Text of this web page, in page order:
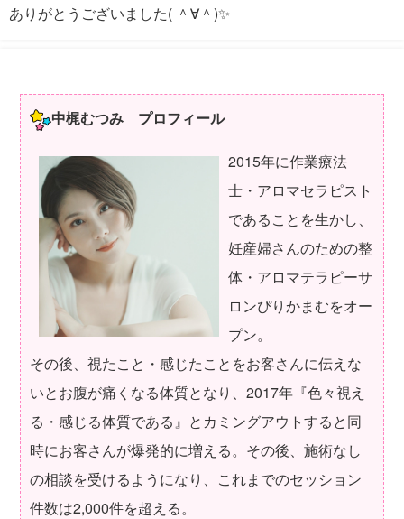
ありがとうございました( ＾∀＾)✨
中梶むつみ プロフィール
2015年に作業療法
士・アロマセラピスト
であることを生かし、
妊産婦さんのための整
体・アロマテラピーサ
ロンぴりかまむをオー
プン。
その後、視たこと・感じたことをお客さんに伝えな
いとお腹が痛くなる体質となり、2017年『色々視え
る・感じる体質である』とカミングアウトすると同
時にお客さんが爆発的に増える。その後、施術なし
の相談を受けるようになり、これまでのセッション
件数は2,000件を超える。